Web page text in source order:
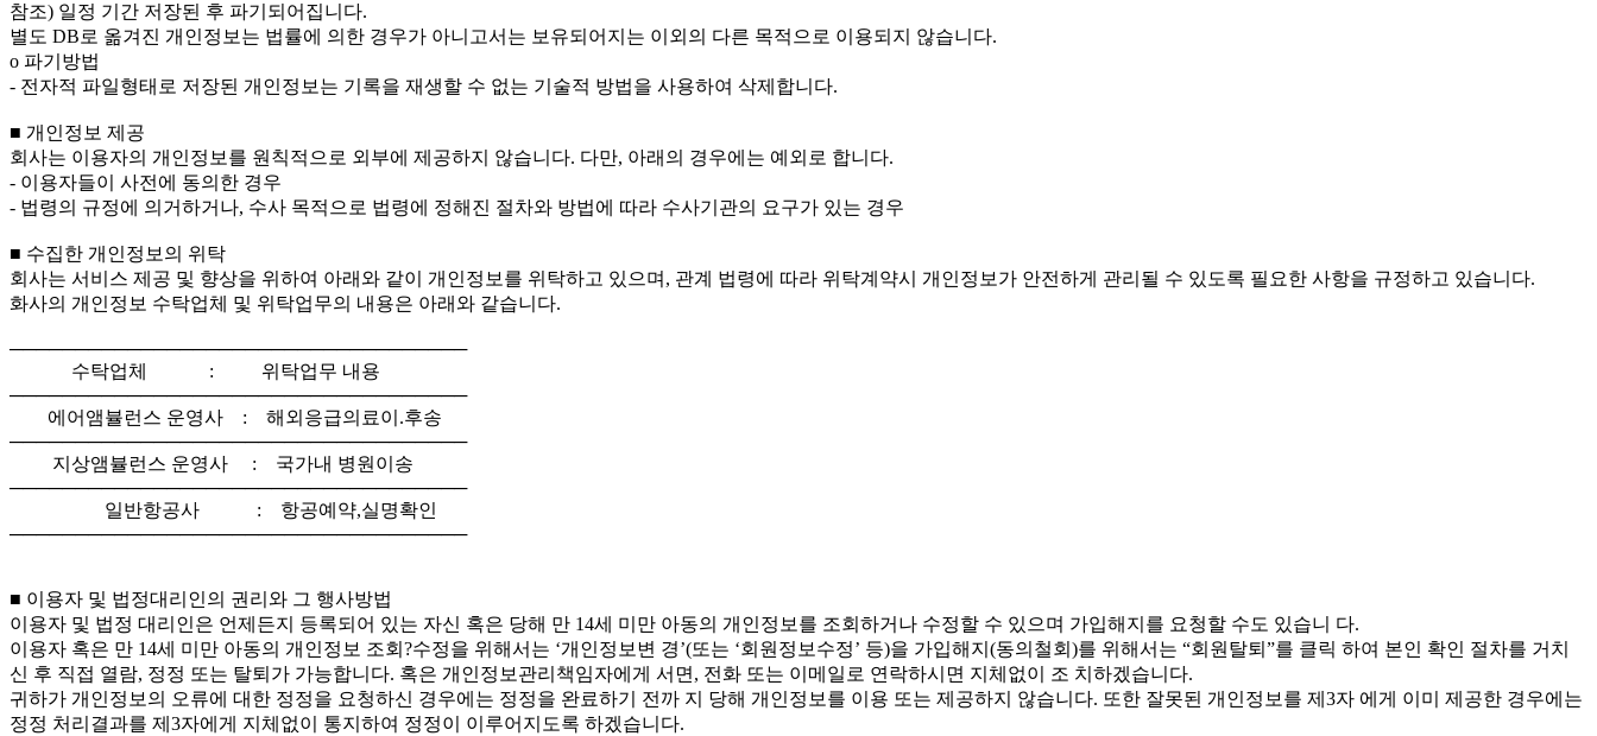
참조) 일정 기간 저장된 후 파기되어집니다.
별도 DB로 옮겨진 개인정보는 법률에 의한 경우가 아니고서는 보유되어지는 이외의 다른 목적으로 이용되지 않습니다.
ο 파기방법
- 전자적 파일형태로 저장된 개인정보는 기록을 재생할 수 없는 기술적 방법을 사용하여 삭제합니다.
■ 개인정보 제공
회사는 이용자의 개인정보를 원칙적으로 외부에 제공하지 않습니다. 다만, 아래의 경우에는 예외로 합니다.
- 이용자들이 사전에 동의한 경우
- 법령의 규정에 의거하거나, 수사 목적으로 법령에 정해진 절차와 방법에 따라 수사기관의 요구가 있는 경우
■ 수집한 개인정보의 위탁
회사는 서비스 제공 및 향상을 위하여 아래와 같이 개인정보를 위탁하고 있으며, 관계 법령에 따라 위탁계약시 개인정보가 안전하게 관리될 수 있도록 필요한 사항을 규정하고 있습니다.
화사의 개인정보 수탁업체 및 위탁업무의 내용은 아래와 같습니다.
───────────────────────────────────
수탁업체 : 위탁업무 내용
───────────────────────────────────
에어앰뷸런스 운영사 : 해외응급의료이.후송
───────────────────────────────────
지상앰뷸런스 운영사 : 국가내 병원이송
───────────────────────────────────
일반항공사 : 항공예약,실명확인
───────────────────────────────────
■ 이용자 및 법정대리인의 권리와 그 행사방법
이용자 및 법정 대리인은 언제든지 등록되어 있는 자신 혹은 당해 만 14세 미만 아동의 개인정보를 조회하거나 수정할 수 있으며 가입해지를 요청할 수도 있습니 다.
이용자 혹은 만 14세 미만 아동의 개인정보 조회?수정을 위해서는 ‘개인정보변 경’(또는 ‘회원정보수정’ 등)을 가입해지(동의철회)를 위해서는 “회원탈퇴”를 클릭 하여 본인 확인 절차를 거치
신 후 직접 열람, 정정 또는 탈퇴가 가능합니다. 혹은 개인정보관리책임자에게 서면, 전화 또는 이메일로 연락하시면 지체없이 조 치하겠습니다.
귀하가 개인정보의 오류에 대한 정정을 요청하신 경우에는 정정을 완료하기 전까 지 당해 개인정보를 이용 또는 제공하지 않습니다. 또한 잘못된 개인정보를 제3자 에게 이미 제공한 경우에는
정정 처리결과를 제3자에게 지체없이 통지하여 정정이 이루어지도록 하겠습니다.